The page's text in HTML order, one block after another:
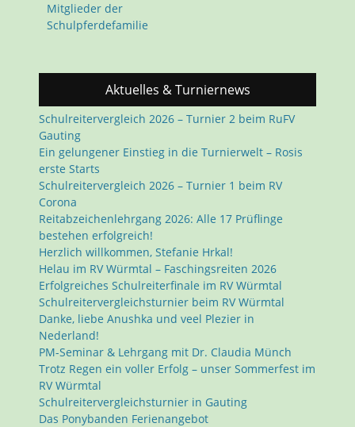
Mitglieder der
Schulpferdefamilie
Aktuelles & Turniernews
Schulreitervergleich 2026 – Turnier 2 beim RuFV
Gauting
Ein gelungener Einstieg in die Turnierwelt – Rosis
erste Starts
Schulreitervergleich 2026 – Turnier 1 beim RV
Corona
Reitabzeichenlehrgang 2026: Alle 17 Prüflinge
bestehen erfolgreich!
Herzlich willkommen, Stefanie Hrkal!
Helau im RV Würmtal – Faschingsreiten 2026
Erfolgreiches Schulreiterfinale im RV Würmtal
Schulreitervergleichsturnier beim RV Würmtal
Danke, liebe Anushka und veel Plezier in
Nederland!
PM-Seminar & Lehrgang mit Dr. Claudia Münch
Trotz Regen ein voller Erfolg – unser Sommerfest im
RV Würmtal
Schulreitervergleichsturnier in Gauting
Das Ponybanden Ferienangebot